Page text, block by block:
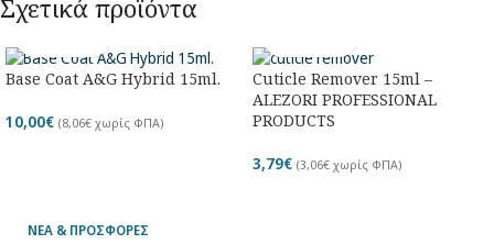
Σχετικά προϊόντα
Base Coat A&G Hybrid 15ml.
10,00€ (8,06€ χωρίς ΦΠΑ)
Cuticle Remover 15ml –
ALEZORI PROFESSIONAL
PRODUCTS
3,79€ (3,06€ χωρίς ΦΠΑ)
ΝΕΑ & ΠΡΟΣΦΟΡΕΣ